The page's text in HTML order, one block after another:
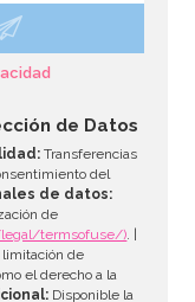
de Datos
Transferencias
del
de datos:
de
termsofuse/). |
limitación de
el derecho a la
Disponible la